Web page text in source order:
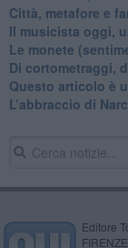
​Città, metafore e
Il musicista oggi,
Le monete
​Di cortometraggi,
​Questo articolo è
L’abbraccio di
Editore